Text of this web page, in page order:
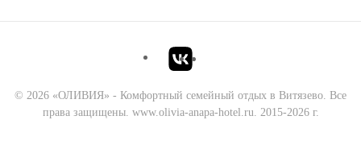
© 2026 «ОЛИВИЯ» - Комфортный семейный отдых в Витязево. Все
права защищены. www.olivia-anapa-hotel.ru. 2015-2026 г.